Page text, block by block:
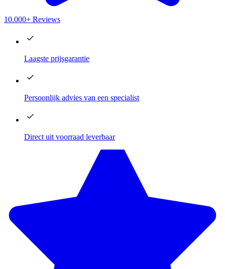
10.000+ Reviews
Laagste prijsgarantie
Persoonlijk advies van een specialist
Direct uit voorraad leverbaar